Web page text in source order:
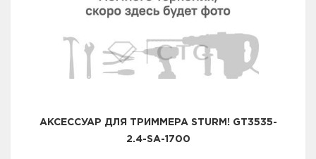
АКСЕССУАР ДЛЯ ТРИММЕРА STURM! GT3535-
2.4-SА-1700